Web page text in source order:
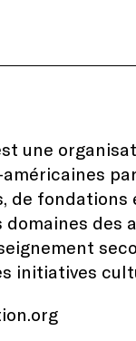
une
de
des
initiatives